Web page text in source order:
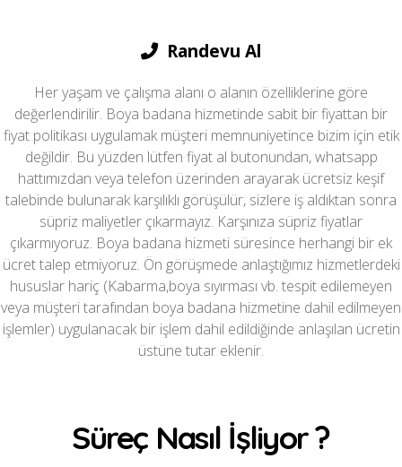
Randevu Al
Her yaşam ve çalışma alanı o alanın özelliklerine göre
değerlendirilir. Boya badana hizmetinde sabit bir fiyattan bir
fiyat politikası uygulamak müşteri memnuniyetince bizim için etik
değildir. Bu yüzden lütfen fiyat al butonundan, whatsapp
hattımızdan veya telefon üzerinden arayarak ücretsiz keşif
talebinde bulunarak karşılıklı görüşülür, sizlere iş aldıktan sonra
süpriz maliyetler çıkarmayız. Karşınıza süpriz fiyatlar
çıkarmıyoruz. Boya badana hizmeti süresince herhangi bir ek
ücret talep etmiyoruz. Ön görüşmede anlaştığımız hizmetlerdeki
hususlar hariç (Kabarma,boya sıyırması vb. tespit edilemeyen
veya müşteri tarafından boya badana hizmetine dahil edilmeyen
işlemler) uygulanacak bir işlem dahil edildiğinde anlaşılan ücretin
üstüne tutar eklenir.
Süreç Nasıl İşliyor ?